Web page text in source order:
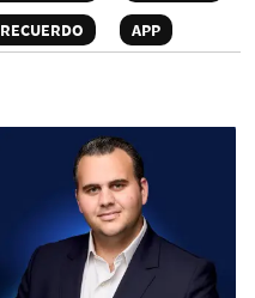
RECUERDO APP